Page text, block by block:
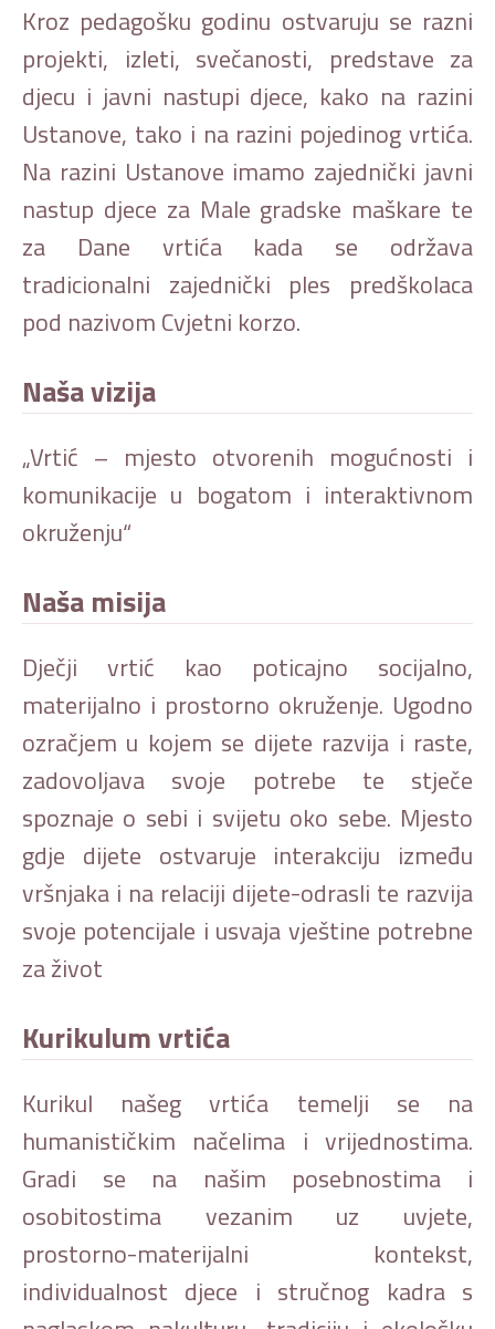
Kroz pedagošku godinu ostvaruju se razni
projekti, izleti, svečanosti, predstave za
djecu i javni nastupi djece, kako na razini
Ustanove, tako i na razini pojedinog vrtića.
Na razini Ustanove imamo zajednički javni
nastup djece za Male gradske maškare te
za Dane vrtića kada se održava
tradicionalni zajednički ples predškolaca
pod nazivom Cvjetni korzo.
Naša vizija
„Vrtić – mjesto otvorenih mogućnosti i
komunikacije u bogatom i interaktivnom
okruženju“
Naša misija
Dječji vrtić kao poticajno socijalno,
materijalno i prostorno okruženje. Ugodno
ozračjem u kojem se dijete razvija i raste,
zadovoljava svoje potrebe te stječe
spoznaje o sebi i svijetu oko sebe. Mjesto
gdje dijete ostvaruje interakciju između
vršnjaka i na relaciji dijete-odrasli te razvija
svoje potencijale i usvaja vještine potrebne
za život
Kurikulum vrtića
Kurikul našeg vrtića temelji se na
humanističkim načelima i vrijednostima.
Gradi se na našim posebnostima i
osobitostima vezanim uz uvjete,
prostorno-materijalni kontekst,
individualnost djece i stručnog kadra s